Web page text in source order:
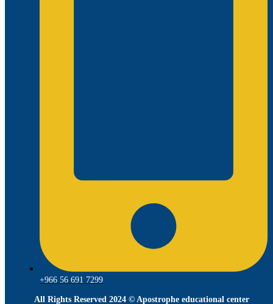
+966 56 691 7299
All Rights Reserved 2024 © Apostrophe educational center